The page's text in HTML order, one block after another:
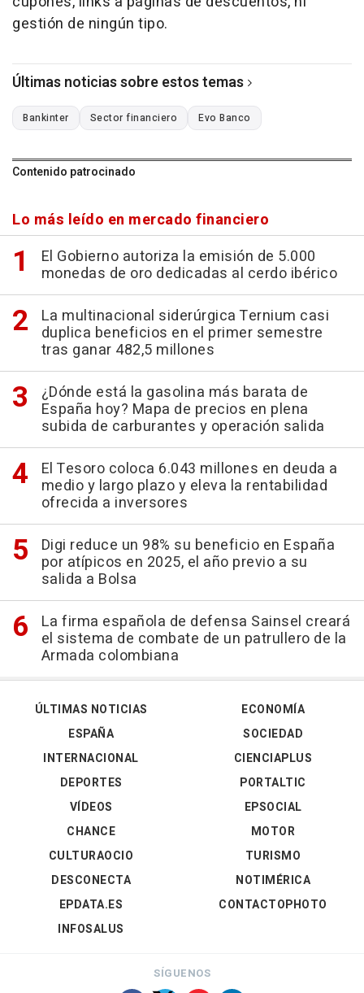
gestión de ningún tipo.
Últimas noticias sobre estos temas
Bankinter Sector financiero Evo Banco
Contenido patrocinado
Lo más leído en mercado financiero
El Gobierno autoriza la emisión de 5.000
monedas de oro dedicadas al cerdo ibérico
La multinacional siderúrgica Ternium casi
duplica beneficios en el primer semestre
tras ganar 482,5 millones
¿Dónde está la gasolina más barata de
España hoy? Mapa de precios en plena
subida de carburantes y operación salida
El Tesoro coloca 6.043 millones en deuda a
medio y largo plazo y eleva la rentabilidad
ofrecida a inversores
Digi reduce un 98% su beneficio en España
por atípicos en 2025, el año previo a su
salida a Bolsa
La firma española de defensa Sainsel creará
el sistema de combate de un patrullero de la
Armada colombiana
ÚLTIMAS NOTICIAS
ESPAÑA
INTERNACIONAL
DEPORTES
VÍDEOS
ECONOMÍA
SOCIEDAD
CIENCIAPLUS
PORTALTIC
EPSOCIAL
CHANCE
CULTURAOCIO
DESCONECTA
EPDATA.ES
INFOSALUS
MOTOR
TURISMO
NOTIMÉRICA
CONTACTOPHOTO
SÍGUENOS